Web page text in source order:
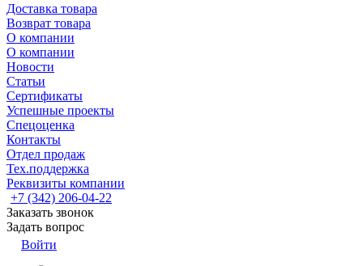
Доставка товара
Возврат товара
О компании
О компании
Новости
Статьи
Сертификаты
Успешные проекты
Спецоценка
Контакты
Отдел продаж
Тех.поддержка
Реквизиты компании
+7 (342) 206-04-22
Заказать звонок
Задать вопрос
Войти